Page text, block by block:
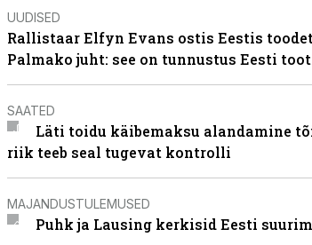
UUDISED
Rallistaar Elfyn Evans ostis Eestis
Palmako juht: see on tunnustus Eesti
SAATED
Läti toidu käibemaksu alandamine
riik teeb seal tugevat kontrolli
MAJANDUSTULEMUSED
Puhk ja Lausing kerkisid Eesti